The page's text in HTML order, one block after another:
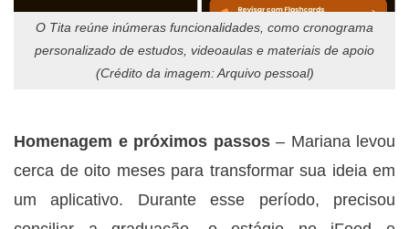
O Tita reúne inúmeras funcionalidades, como cronograma
personalizado de estudos, videoaulas e materiais de apoio
(Crédito da imagem: Arquivo pessoal)
Homenagem e próximos passos– Mariana levou
cerca de oito meses para transformar sua ideia em
um aplicativo. Durante esse período, precisou